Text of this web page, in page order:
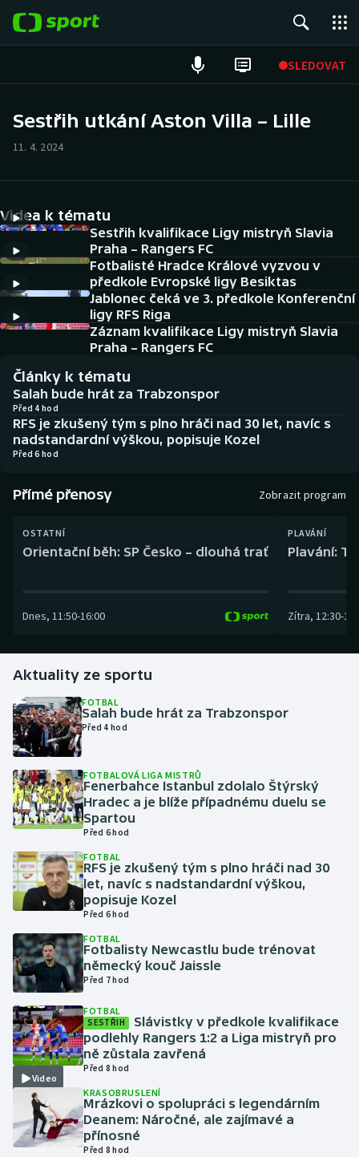
SLEDOVAT
Hokej
Tenis
Atletika
Cyklistika
DALŠÍ SPORTY
Americký fotbal
Baseball a softbal
Basketbal
Biatlon
Boby a skeleton
Futsal
Golf
Gymnastika
Házená
Jezdectví
Judo
Krasobruslení
Lezení
Lyže a snowboard
Moderní pětiboj
Motorsport
Olympijské hry
Parasport
NEPŘEHLÉDNĚTE
Soutěže
Historické návraty
Aplikace ČT sport
AZ kvíz
Sestřih utkání Aston Villa – Lille
11. 4. 2024
Videa k tématu
Sestřih kvalifikace Ligy mistryň Slavia
Praha – Rangers FC
Fotbalisté Hradce Králové vyzvou v
předkole Evropské ligy Besiktas
Jablonec čeká ve 3. předkole Konferenční
ligy RFS Riga
Záznam kvalifikace Ligy mistryň Slavia
Praha – Rangers FC
Články k tématu
Salah bude hrát za Trabzonspor
Před 4 hod
RFS je zkušený tým s plno hráči nad 30 let, navíc s
nadstandardní výškou, popisuje Kozel
Před 6 hod
Přímé přenosy Zobrazit program
OSTATNÍ
Orientační běh: SP Česko – dlouhá trať
Dnes, 11:50-16:00
PLAVÁNÍ
Plavání:
Zítra, 12:30-
Aktuality ze sportu
FOTBAL
Salah bude hrát za Trabzonspor
Před 4 hod
FOTBALOVÁ LIGA MISTRŮ
Fenerbahce Istanbul zdolalo Štýrský
Hradec a je blíže případnému duelu se
Spartou
Před 6 hod
FOTBAL
RFS je zkušený tým s plno hráči nad 30
let, navíc s nadstandardní výškou,
popisuje Kozel
Před 6 hod
FOTBAL
Fotbalisty Newcastlu bude trénovat
německý kouč Jaissle
Před 7 hod
Video
FOTBAL
SESTŘIH
Slávistky v předkole kvalifikace
podlehly Rangers 1:2 a Liga mistryň pro
ně zůstala zavřená
Před 8 hod
KRASOBRUSLENÍ
Mrázkovi o spolupráci s legendárním
Deanem: Náročné, ale zajímavé a
přínosné
Před 8 hod